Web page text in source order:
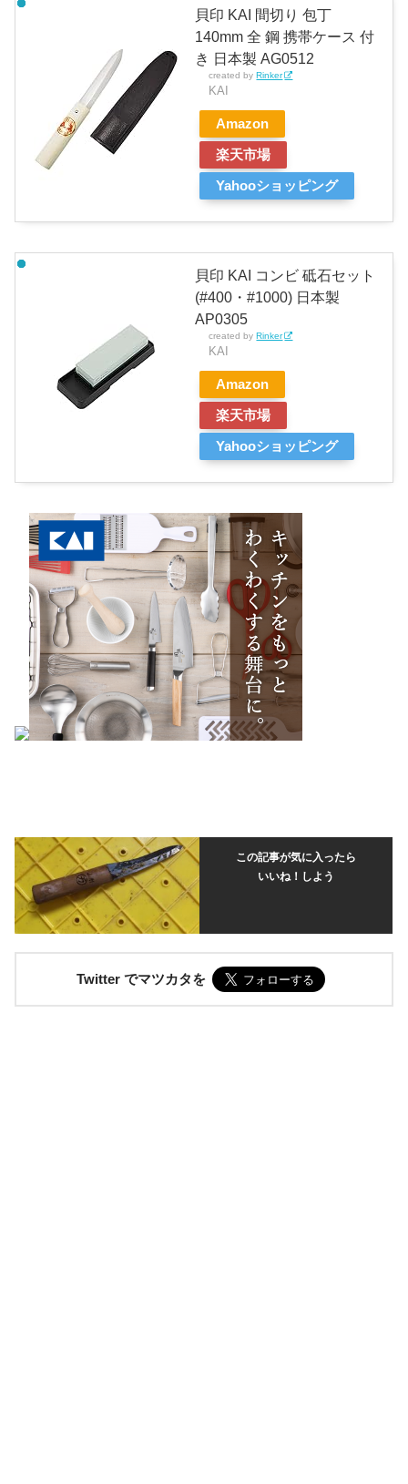
貝印 KAI 間切り 包丁
140mm 全 鋼 携帯ケース 付
き 日本製 AG0512
created by Rinker
KAI
Amazon
楽天市場
Yahooショッピング
貝印 KAI コンビ 砥石セット
(#400・#1000) 日本製
AP0305
created byRinker
KAI
Amazon
楽天市場
Yahooショッピング
この記事が気に入ったら
いいね！しよう
Twitter でマツカタを